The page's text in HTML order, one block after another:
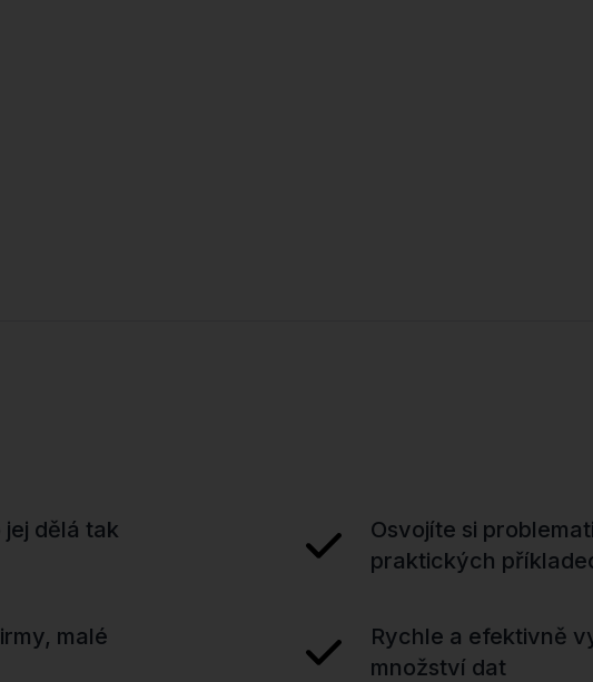
dělá tak
Osvojíte si
praktických
malé
Rychle a efektivně
množství dat